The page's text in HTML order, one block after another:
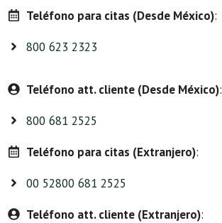
Teléfono para citas (Desde México):
800 623 2323
Teléfono att. cliente (Desde México):
800 681 2525
Teléfono para citas (Extranjero):
00 52800 681 2525
Teléfono att. cliente (Extranjero):